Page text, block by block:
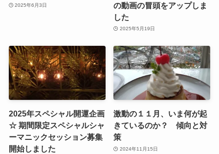
2025年6月3日
の動画の冒頭をアップしま
した
2025年5月19日
2025年スペシャル開運企画
☆ 期間限定スペシャルシャ
ーマニックセッション募集
開始しました
激動の１１月、いま何が起
きているのか？ 傾向と対
策
2024年11月15日